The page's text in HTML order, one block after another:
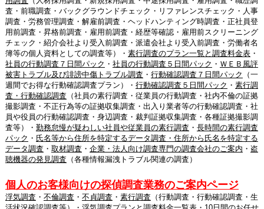
査・前職調査・バックグラウンドチェック・リファレンスチェック・人事
調査・労務管理調査・解雇前調査・ヘッドハンティング時調査・正社員登
用前調査・昇格前調査・雇用前調査・経歴等確認・雇用前スクリーニング
チェック・紹介会社より受入前調査・派遣会社より受入前調査・労働者名
簿等の個人資料としての調査等）・ 素行調査のプラン一覧と調査料金表・
社員の行動調査７日間パック ・ 社員の行動調査５日間パック ・ ＷＥＢ風評
被害トラブル及び誹謗中傷トラブル調査 ・ 行動確認調査７日間パック
（一
週間でお得な行動確認調査プラン）・ 行動確認調査５日間パック ・ 素行調
査・行動確認調査 （社員の素行調査・従業員の行動調査・社内不倫の証拠
撮影調査・不正行為等の証拠収集調査・出入り業者等の行動確認調査・社
員や役員の行動確認調査・身辺調査・裁判証拠収集調査・各種証拠撮影調
査等）・ 勤務怠慢が疑わしい社員や従業員の素行調査 ・ 長時間の素行調査
パック ・ 氏名等から住所を特定するデータ調査・住所から氏名を特定する
データ調査 ・ 取材調査 ・ 企業・法人向け調査専門の調査会社のご案内 ・ 盗
聴機器の発見調査 （各種情報漏洩トラブル関連の調査）
個人のお客様向けの探偵調査業務のご案内ページ
浮気調査 ・ 不倫調査 ・ 不貞調査 ・ 素行調査 （行動調査・行動確認調査・生